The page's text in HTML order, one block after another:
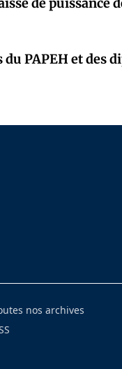
de puissance
PAPEH et des
nos archives